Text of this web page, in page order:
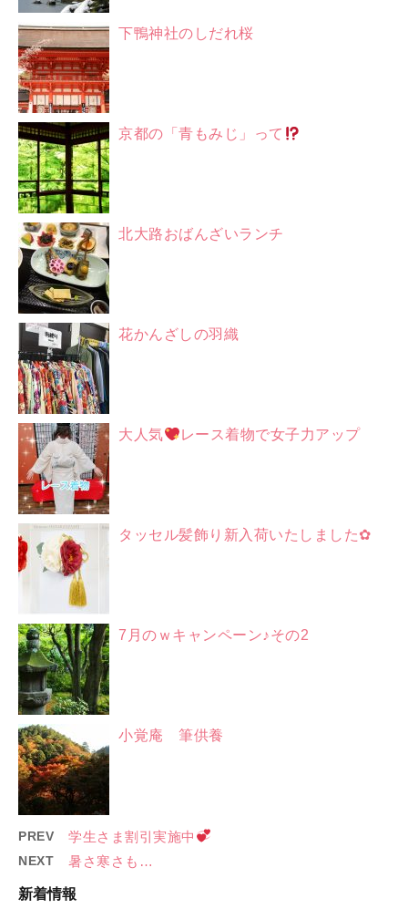
下鴨神社のしだれ桜
京都の「青もみじ」って
北大路おばんざいランチ
花かんざしの羽織
大人気 レース着物で女子力アップ
タッセル髪飾り新入荷いたしました✿
7月のｗキャンペーン♪その2
小覚庵 筆供養
PREV 学生さま割引実施中
NEXT 暑さ寒さも…
新着情報